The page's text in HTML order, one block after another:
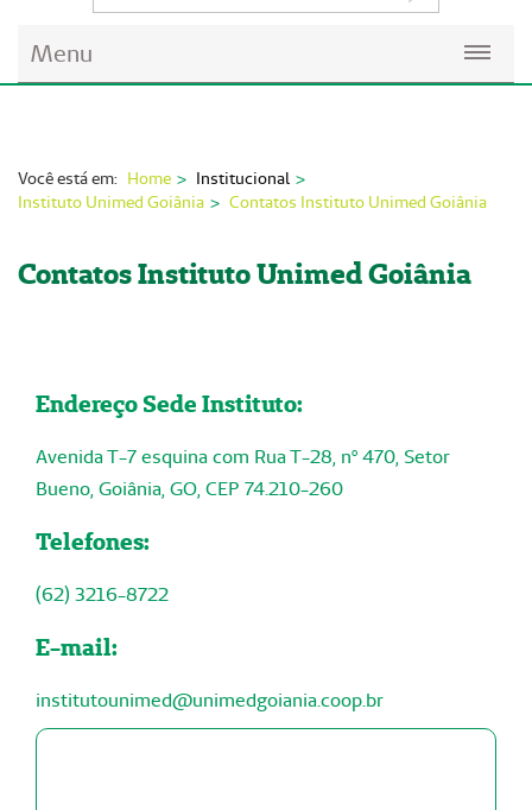
Menu
Serviços On-line
ANS
Você está em: Home
Institucional
Instituto Unimed Goiânia
Contatos Instituto Unimed Goiânia
Contatos Instituto Unimed Goiânia
Endereço Sede Instituto:
Avenida T-7 esquina com Rua T-28, nº 470, Setor
Bueno, Goiânia, GO, CEP 74.210-260
Telefones:
(62) 3216-8722
E-mail:
institutounimed@unimedgoiania.coop.br